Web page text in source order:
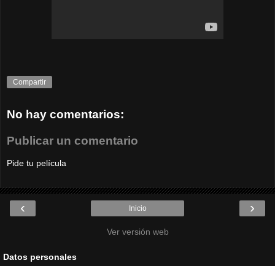
Compartir
No hay comentarios:
Publicar un comentario
Pide tu película
‹ ›
Inicio
Ver versión web
Datos personales